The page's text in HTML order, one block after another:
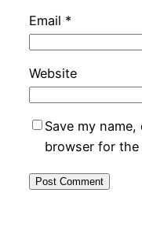
Email *
Website
Save my
browser for